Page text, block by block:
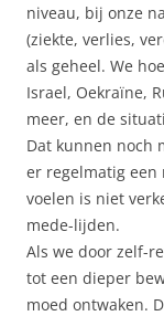
niveau, bij onze
(ziekte, verlies,
als geheel. We
Israel, Oekraïne,
meer, en de
Dat kunnen noch
er regelmatig
voelen is niet
mede-lijden.
Als we door zelf-
tot een dieper
moed ontwaken.